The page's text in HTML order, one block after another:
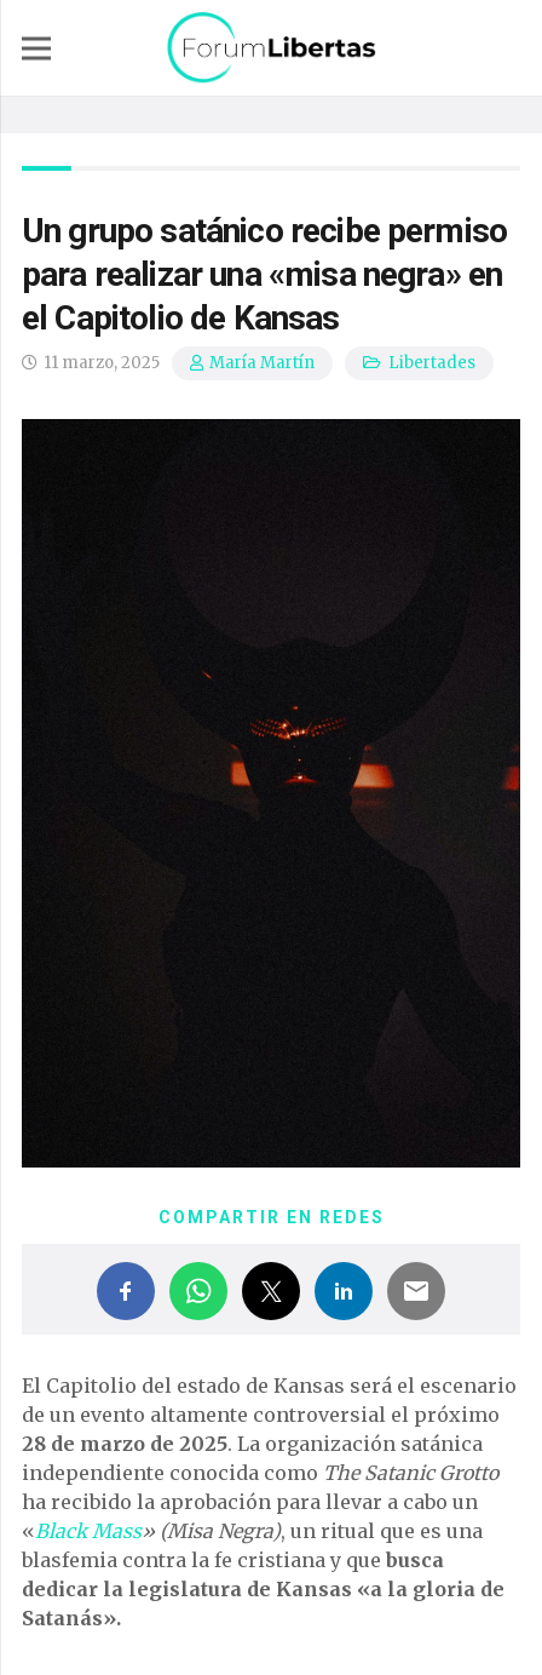
Un grupo satánico recibe permiso
para realizar una «misa negra» en
el Capitolio de Kansas
11 marzo, 2025 María Martín Libertades
COMPARTIR EN REDES
El Capitolio del estado de Kansas será el escenario
de un evento altamente controversial el próximo
28 de marzo de 2025. La organización satánica
independiente conocida como The Satanic Grotto
ha recibido la aprobación para llevar a cabo un
«Black Mass» (Misa Negra), un ritual que es una
blasfemia contra la fe cristiana y que busca
dedicar la legislatura de Kansas «a la gloria de
Satanás».